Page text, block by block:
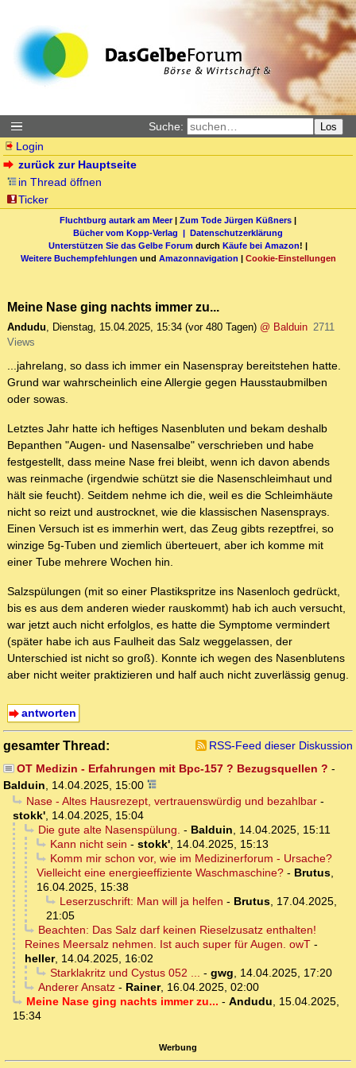
Suche: Los
Login
zurück zur Hauptseite
in Thread öffnen
Ticker
Fluchtburg autark am Meer| Zum Tode Jürgen Küßners |
Bücher vom Kopp-Verlag | Datenschutzerklärung
Unterstützen Sie das Gelbe Forum durch Käufe bei Amazon! |
Weitere Buchempfehlungen und Amazonnavigation | Cookie-Einstellungen
Meine Nase ging nachts immer zu...
Andudu, Dienstag, 15.04.2025, 15:34 (vor 480 Tagen) @ Balduin 2711
Views
...jahrelang, so dass ich immer ein Nasenspray bereitstehen hatte.
Grund war wahrscheinlich eine Allergie gegen Hausstaubmilben
oder sowas.
Letztes Jahr hatte ich heftiges Nasenbluten und bekam deshalb
Bepanthen "Augen- und Nasensalbe" verschrieben und habe
festgestellt, dass meine Nase frei bleibt, wenn ich davon abends
was reinmache (irgendwie schützt sie die Nasenschleimhaut und
hält sie feucht). Seitdem nehme ich die, weil es die Schleimhäute
nicht so reizt und austrocknet, wie die klassischen Nasensprays.
Einen Versuch ist es immerhin wert, das Zeug gibts rezeptfrei, so
winzige 5g-Tuben und ziemlich überteuert, aber ich komme mit
einer Tube mehrere Wochen hin.
Salzspülungen (mit so einer Plastikspritze ins Nasenloch gedrückt,
bis es aus dem anderen wieder rauskommt) hab ich auch versucht,
war jetzt auch nicht erfolglos, es hatte die Symptome vermindert
(später habe ich aus Faulheit das Salz weggelassen, der
Unterschied ist nicht so groß). Konnte ich wegen des Nasenblutens
aber nicht weiter praktizieren und half auch nicht zuverlässig genug.
antworten
gesamter Thread:
RSS-Feed dieser Diskussion
OT Medizin - Erfahrungen mit Bpc-157 ? Bezugsquellen ? -
Balduin, 14.04.2025, 15:00
Nase - Altes Hausrezept, vertrauenswürdig und bezahlbar-
stokk', 14.04.2025, 15:04
Die gute alte Nasenspülung. - Balduin, 14.04.2025, 15:11
Kann nicht sein - stokk', 14.04.2025, 15:13
Komm mir schon vor, wie im Medizinerforum - Ursache?
Vielleicht eine energieeffiziente Waschmaschine? - Brutus,
16.04.2025, 15:38
Leserzuschrift: Man will ja helfen - Brutus, 17.04.2025,
21:05
Beachten: Das Salz darf keinen Rieselzusatz enthalten!
Reines Meersalz nehmen. Ist auch super für Augen. owT -
heller, 14.04.2025, 16:02
Starklakritz und Cystus 052 ... - gwg, 14.04.2025, 17:20
Anderer Ansatz- Rainer, 16.04.2025, 02:00
Meine Nase ging nachts immer zu... - Andudu, 15.04.2025,
15:34
Werbung